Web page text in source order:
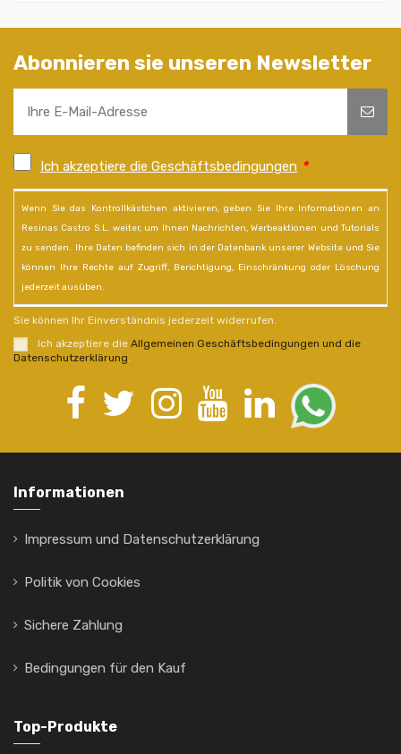
Abonnieren sie unseren Newsletter
Ich akzeptiere die Geschäftsbedingungen *
Wenn Sie das Kontrollkästchen aktivieren, geben Sie Ihre Informationen an
Resinas Castro S.L. weiter, um Ihnen Nachrichten, Werbeaktionen und Tutorials
zu senden. Ihre Daten befinden sich in der Datenbank unserer Website und Sie
können Ihre Rechte auf Zugriff, Berichtigung, Einschränkung oder Löschung
jederzeit ausüben.
Sie können Ihr Einverständnis jederzeit widerrufen.
Ich akzeptiere die Allgemeinen Geschäftsbedingungen und die
Datenschutzerklärung.
Informationen
Impressum und Datenschutzerklärung
Politik von Cookies
Sichere Zahlung
Bedingungen für den Kauf
Top-Produkte